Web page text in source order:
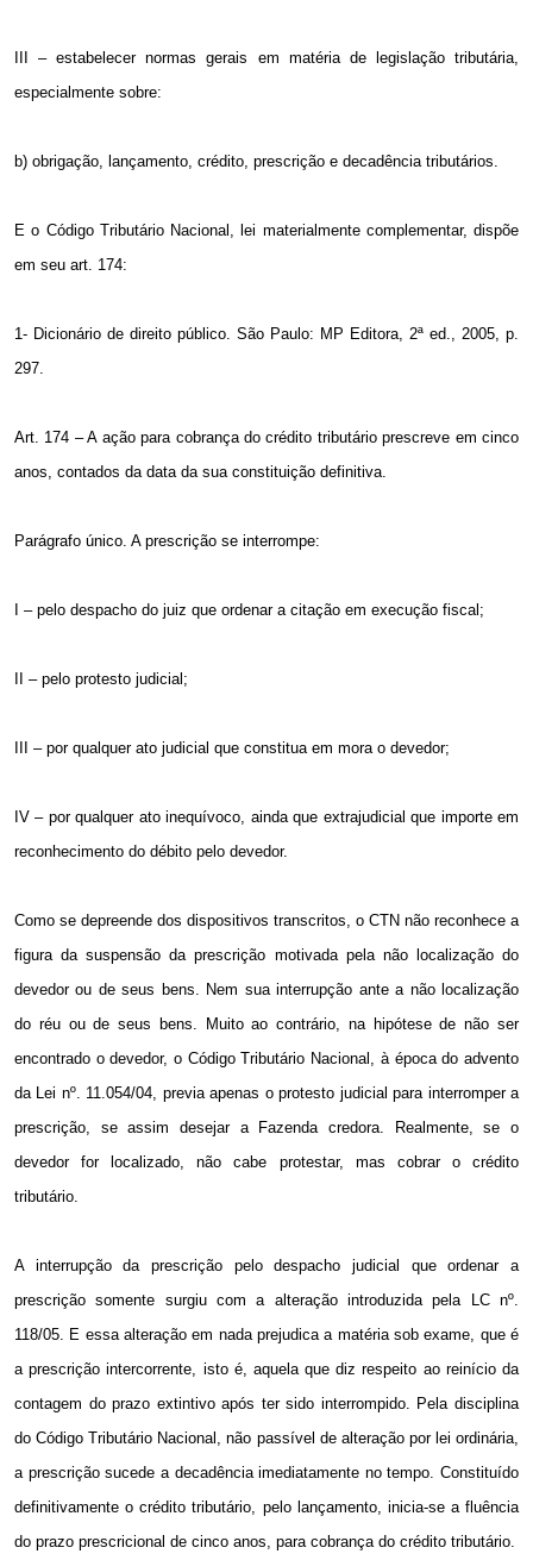
III – estabelecer normas gerais em matéria de legislação tributária,
especialmente sobre:
b) obrigação, lançamento, crédito, prescrição e decadência tributários.
E o Código Tributário Nacional, lei materialmente complementar, dispõe
em seu art. 174:
1- Dicionário de direito público. São Paulo: MP Editora, 2ª ed., 2005, p.
297.
Art. 174 – A ação para cobrança do crédito tributário prescreve em cinco
anos, contados da data da sua constituição definitiva.
Parágrafo único. A prescrição se interrompe:
I – pelo despacho do juiz que ordenar a citação em execução fiscal;
II – pelo protesto judicial;
III – por qualquer ato judicial que constitua em mora o devedor;
IV – por qualquer ato inequívoco, ainda que extrajudicial que importe em
reconhecimento do débito pelo devedor.
Como se depreende dos dispositivos transcritos, o CTN não reconhece a
figura da suspensão da prescrição motivada pela não localização do
devedor ou de seus bens. Nem sua interrupção ante a não localização
do réu ou de seus bens. Muito ao contrário, na hipótese de não ser
encontrado o devedor, o Código Tributário Nacional, à época do advento
da Lei nº. 11.054/04, previa apenas o protesto judicial para interromper a
prescrição, se assim desejar a Fazenda credora. Realmente, se o
devedor for localizado, não cabe protestar, mas cobrar o crédito
tributário.
A interrupção da prescrição pelo despacho judicial que ordenar a
prescrição somente surgiu com a alteração introduzida pela LC nº.
118/05. E essa alteração em nada prejudica a matéria sob exame, que é
a prescrição intercorrente, isto é, aquela que diz respeito ao reinício da
contagem do prazo extintivo após ter sido interrompido. Pela disciplina
do Código Tributário Nacional, não passível de alteração por lei ordinária,
a prescrição sucede a decadência imediatamente no tempo. Constituído
definitivamente o crédito tributário, pelo lançamento, inicia-se a fluência
do prazo prescricional de cinco anos, para cobrança do crédito tributário.